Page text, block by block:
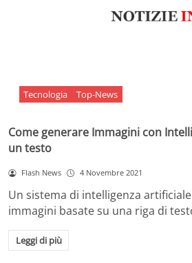
Tecnologia Top-News
Come generare Immagini con
un testo
Flash News 4 Novembre 2021
Un sistema di intelligenza
immagini basate su una riga di
Leggi di più